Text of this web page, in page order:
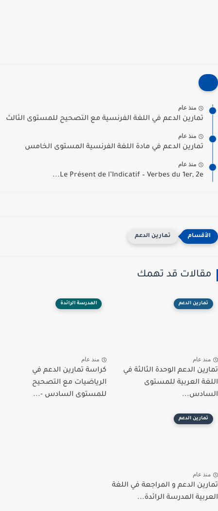
منذ عام
تمارين الدعم في اللغة الفرنسية مع التصحيح للمستوى الثالث
منذ عام
تمارين الدعم في مادة اللغة الفرنسية المستوى الخامس
منذ عام
Le Présent de l’Indicatif – Verbes du 1er, 2e...
تمارين الدعم
مقالات قد تهمك
تمارين الدعم
منذ عام
تمارين الدعم الوحدة الثالثة في
اللغة العربية للمستوى
السادس...
المدرسة الرائدة
منذ عام
كراسة تمارين الدعم في
الرياضيات مع التصحيح
للمستوى السادس -...
تمارين الدعم
منذ عام
تمارين الدعم و المراجعة في اللغة
العربية المدرسة الرائدة...